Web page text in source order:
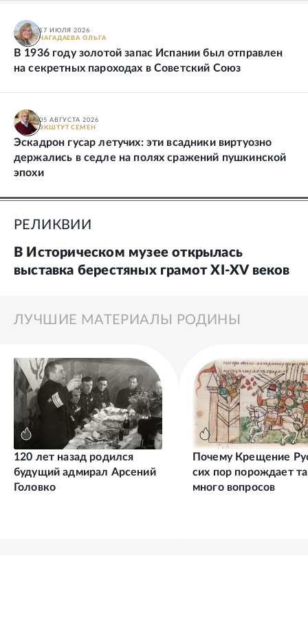
17 ИЮЛЯ 2026
ЧАГАДАЕВАОЛЬГА
В 1936 году золотой запас Испании был отправлен
на секретных пароходах в Советский Союз
05 АВГУСТА 2026
ЭКШТУТСЕМЕН
Эскадрон гусар летучих: эти всадники виртуозно
держались в седле на полях сражений пушкинской
эпохи
РЕЛИКВИИ
В Историческом музее открылась
выставка берестяных грамот XI-XV веков
ЛУЧШИЕ МАТЕРИАЛЫ РОДИНЫ
120 лет назад родился
будущий адмирал Арсений
Головко
Почему Крещение
сих пор порождает
много вопросов